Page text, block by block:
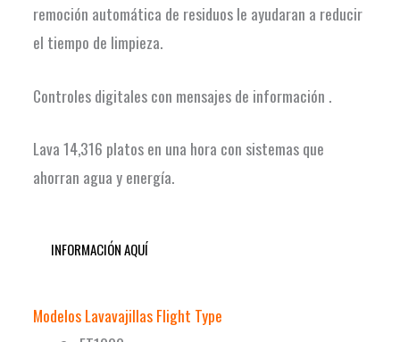
remoción automática de residuos le ayudaran a reducir
el tiempo de limpieza.
Controles digitales con mensajes de información .
Lava 14,316 platos en una hora con sistemas que
ahorran agua y energía.
INFORMACIÓN AQUÍ
Modelos Lavavajillas Flight Type